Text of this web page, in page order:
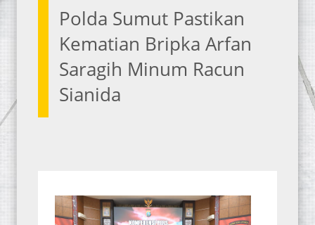
Polda Sumut Pastikan
Kematian Bripka Arfan
Saragih Minum Racun
Sianida